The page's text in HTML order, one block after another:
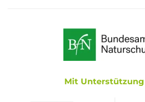
Mit Unterstützung